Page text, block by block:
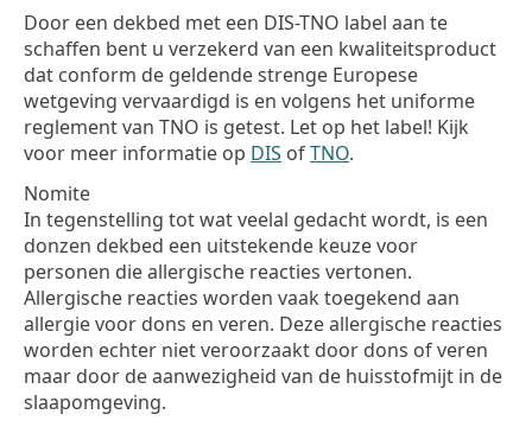
Door een dekbed met een DIS-TNO label aan te
schaffen bent u verzekerd van een kwaliteitsproduct
dat conform de geldende strenge Europese
wetgeving vervaardigd is en volgens het uniforme
reglement van TNO is getest. Let op het label! Kijk
voor meer informatie op DIS ofTNO.
Nomite
In tegenstelling tot wat veelal gedacht wordt, is een
donzen dekbed een uitstekende keuze voor
personen die allergische reacties vertonen.
Allergische reacties worden vaak toegekend aan
allergie voor dons en veren. Deze allergische reacties
worden echter niet veroorzaakt door dons of veren
maar door de aanwezigheid van de huisstofmijt in de
slaapomgeving.